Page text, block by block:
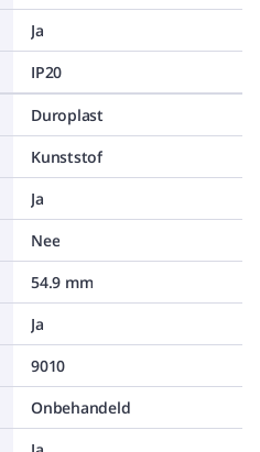
Ja
IP20
Duroplast
Kunststof
Ja
Nee
54.9 mm
Ja
9010
Onbehandeld